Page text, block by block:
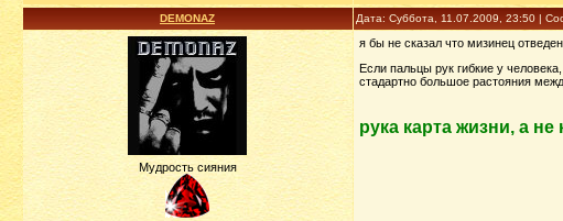
DEMONAZ Дата: Суббота, 11.07.2009, 23:50 |
Мудрость сияния
я бы не сказал что мизинец
Если пальцы рук гибкие у
стадартно большое растояния
рука карта жизни, а